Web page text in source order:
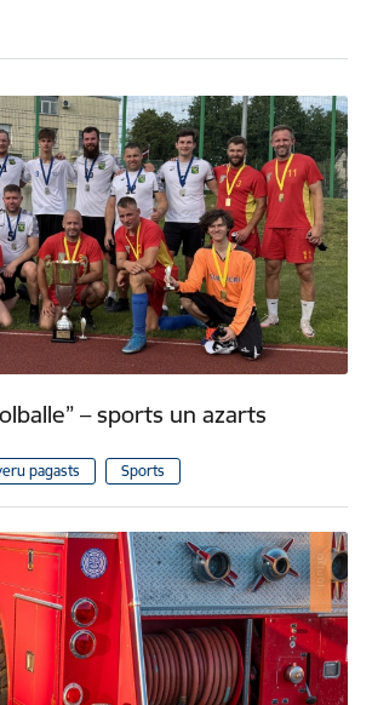
– sports un azarts
pagasts Sports